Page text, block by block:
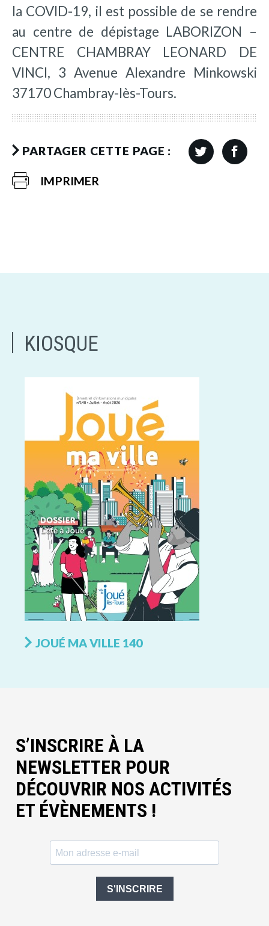
la COVID-19, il est possible de se rendre
au centre de dépistage LABORIZON –
CENTRE CHAMBRAY LEONARD DE
VINCI, 3 Avenue Alexandre Minkowski
37170 Chambray-lès-Tours.
PARTAGER CETTE PAGE :
IMPRIMER
KIOSQUE
JOUÉ MA VILLE 140
S’INSCRIRE À LA
NEWSLETTER POUR
DÉCOUVRIR NOS ACTIVITÉS
ET ÉVÈNEMENTS !
S'INSCRIRE